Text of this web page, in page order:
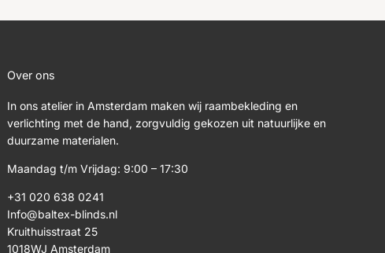
Over ons
In ons atelier in Amsterdam maken wij raambekleding en
verlichting met de hand, zorgvuldig gekozen uit natuurlijke en
duurzame materialen.
Maandag t/m Vrijdag: 9:00 – 17:30
+31 020 638 0241
Info@baltex-blinds.nl
Kruithuisstraat 25
1018WJ Amsterdam